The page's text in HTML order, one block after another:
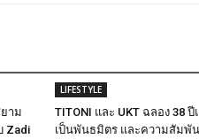
าม
Zadi
LIFESTYLE
TITONI และ UKT ฉลอง 38 ปี
เป็นพันธมิตร และความสัมพั